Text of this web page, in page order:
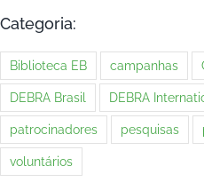
Categoria:
Biblioteca EB campanhas
DEBRA Brasil DEBRA
patrocinadores pesquisas
voluntários